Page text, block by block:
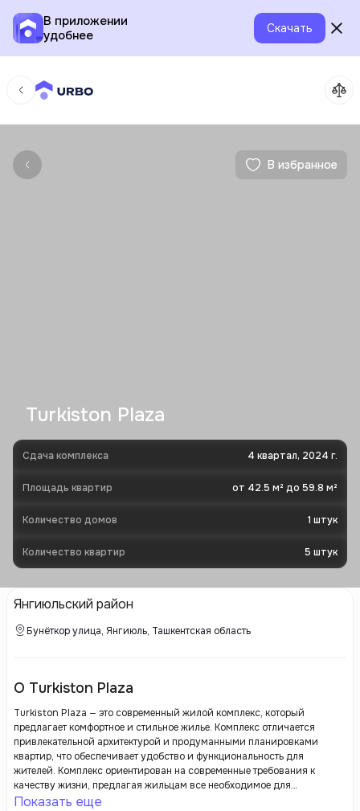
В приложении
удобнее
Скачать
В избранное
Turkiston Plaza
Сдача комплекса 4 квартал, 2024 г.
Площадь квартир от 42.5 м² до 59.8 м²
Количество домов 1 штук
Количество квартир 5 штук
Янгиюльский район
Бунёткор улица, Янгиюль, Ташкентская область
О Turkiston Plaza
Turkiston Plaza — это современный жилой комплекс, который
предлагает комфортное и стильное жилье. Комплекс отличается
привлекательной архитектурой и продуманными планировками
квартир, что обеспечивает удобство и функциональность для
жителей. Комплекс ориентирован на современные требования к
качеству жизни, предлагая жильцам все необходимое для
комфортного проживания. Turkiston Plaza — это отличное место для
Показать еще